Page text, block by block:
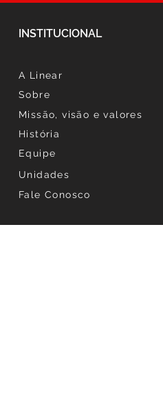
INSTITUCIONAL
A Linear
Sobre
Missão, visão e valores
História
Equipe
Unidades
Fale Conosco